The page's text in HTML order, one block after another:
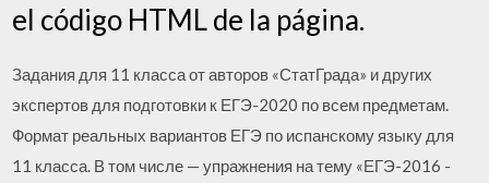
el código HTML de la página.
Задания для 11 класса от авторов «СтатГрада» и других
экспертов для подготовки к ЕГЭ-2020 по всем предметам.
Формат реальных вариантов ЕГЭ по испанскому языку для
11 класса. В том числе — упражнения на тему «ЕГЭ-2016 -